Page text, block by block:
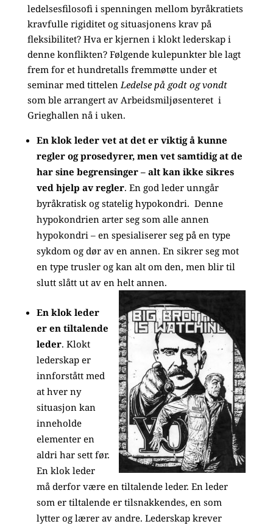
ledelsesfilosofi i spenningen mellom byråkratiets
kravfulle rigiditet og situasjonens krav på
fleksibilitet? Hva er kjernen i klokt lederskap i
denne konflikten? Følgende kulepunkter ble lagt
frem for et hundretalls fremmøtte under et
seminar med tittelenLedelse på godt og vondt
som ble arrangert av Arbeidsmiljøsenteret i
Grieghallen nå i uken.
En klok leder vet at det er viktig å kunne
regler og prosedyrer, men vet samtidig at de
har sine begrensinger – alt kan ikke sikres
ved hjelp av regler. En god leder unngår
byråkratisk og statelig hypokondri. Denne
hypokondrien arter seg som alle annen
hypokondri – en spesialiserer seg på en type
sykdom og dør av en annen. En sikrer seg mot
en type trusler og kan alt om den, men blir til
slutt slått ut av en helt annen.
En klok leder
er en tiltalende
leder. Klokt
lederskap er
innforstått med
at hver ny
situasjon kan
inneholde
elementer en
aldri har sett før.
En klok leder
må derfor være en tiltalende leder. En leder
som er tiltalende er tilsnakkendes, en som
lytter og lærer av andre. Lederskap krever